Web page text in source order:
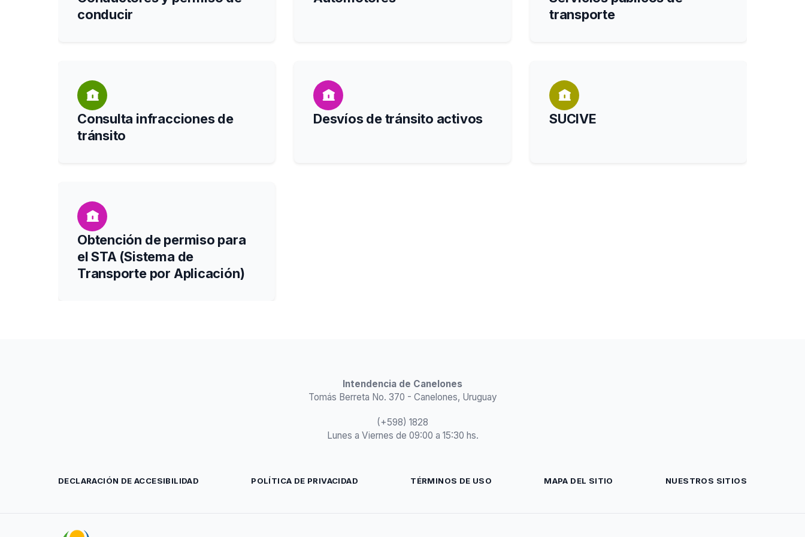
conducir
transporte
Consulta infracciones de
tránsito
Desvíos de tránsito activos SUCIVE
Obtención de permiso para
el STA (Sistema de
Transporte por Aplicación)
Intendencia de Canelones
Tomás Berreta No. 370 - Canelones, Uruguay
(+598) 1828
Lunes a Viernes de 09:00 a 15:30 hs.
DECLARACIÓN DE ACCESIBILIDAD POLÍTICA DE PRIVACIDAD TÉRMINOS DE USO MAPA DEL SITIO NUESTROS SITIOS